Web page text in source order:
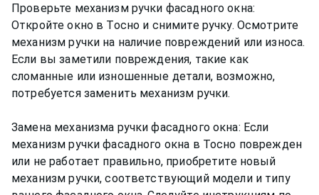
Проверьте механизм ручки фасадного окна:
Откройте окно в Тосно и снимите ручку. Осмотрите
механизм ручки на наличие повреждений или износа.
Если вы заметили повреждения, такие как
сломанные или изношенные детали, возможно,
потребуется заменить механизм ручки.
Замена механизма ручки фасадного окна: Если
механизм ручки фасадного окна в Тосно поврежден
или не работает правильно, приобретите новый
механизм ручки, соответствующий модели и типу